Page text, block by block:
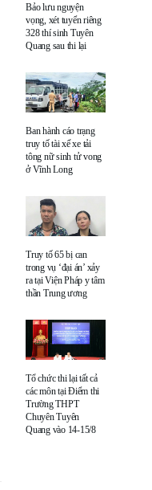
Bảo lưu nguyện
vọng, xét tuyển riêng
328 thí sinh Tuyên
Quang sau thi lại
Ban hành cáo trạng
truy tố tài xế xe tải
tông nữ sinh tử vong
ở Vĩnh Long
Truy tố 65 bị can
trong vụ ‘đại án’ xảy
ra tại Viện Pháp y tâm
thần Trung ương
Tổ chức thi lại tất cả
các môn tại Điểm thi
Trường THPT
Chuyên Tuyên
Quang vào 14-15/8